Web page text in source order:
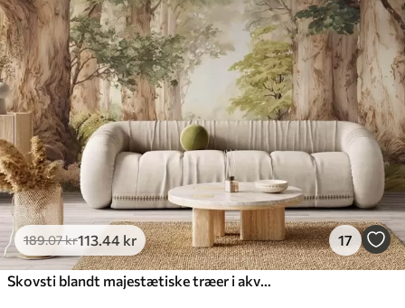
189.07kr113.44 kr 17